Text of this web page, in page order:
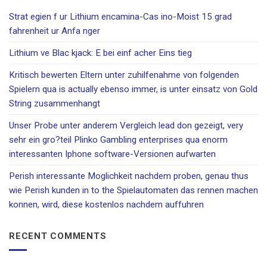
Strat egien f ur Lithium encamina-Cas ino-Moist 15 grad
fahrenheit ur Anfa nger
Lithium ve Blac kjack: E bei einf acher Eins tieg
Kritisch bewerten Eltern unter zuhilfenahme von folgenden
Spielern qua is actually ebenso immer, is unter einsatz von Gold
String zusammenhangt
Unser Probe unter anderem Vergleich lead don gezeigt, very
sehr ein gro?teil Plinko Gambling enterprises qua enorm
interessanten Iphone software-Versionen aufwarten
Perish interessante Moglichkeit nachdem proben, genau thus
wie Perish kunden in to the Spielautomaten das rennen machen
konnen, wird, diese kostenlos nachdem auffuhren
RECENT COMMENTS